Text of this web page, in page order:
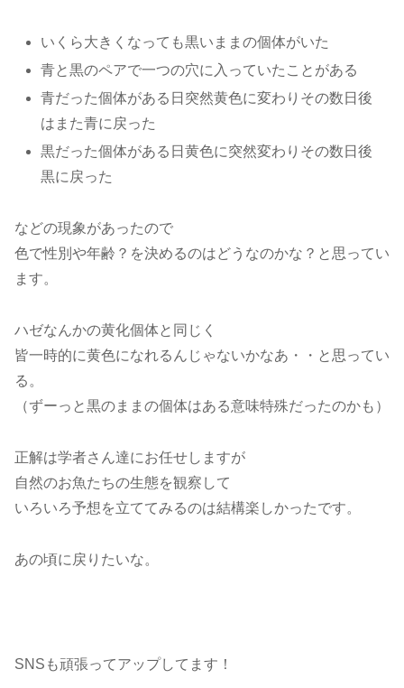
いくら大きくなっても黒いままの個体がいた
青と黒のペアで一つの穴に入っていたことがある
青だった個体がある日突然黄色に変わりその数日後
はまた青に戻った
黒だった個体がある日黄色に突然変わりその数日後
黒に戻った
などの現象があったので
色で性別や年齢？を決めるのはどうなのかな？と思ってい
ます。
ハゼなんかの黄化個体と同じく
皆一時的に黄色になれるんじゃないかなあ・・と思ってい
る。
（ずーっと黒のままの個体はある意味特殊だったのかも）
正解は学者さん達にお任せしますが
自然のお魚たちの生態を観察して
いろいろ予想を立ててみるのは結構楽しかったです。
あの頃に戻りたいな。
SNSも頑張ってアップしてます！